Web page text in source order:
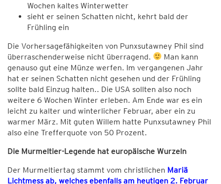
Wochen kaltes Winterwetter
sieht er seinen Schatten nicht, kehrt bald der
Frühling ein
Die Vorhersagefähigkeiten von Punxsutawney Phil sind
überraschenderweise nicht überragend.
Man kann
genauso gut eine Münze werfen. Im vergangenen Jahr
hat er seinen Schatten nicht gesehen und der Frühling
sollte bald Einzug halten.. Die USA sollten also noch
weitere 6 Wochen Winter erleben. Am Ende war es ein
leicht zu kalter und winterlicher Februar, aber ein zu
warmer März. Mit guten Willem hatte Punxsutawney Phil
also eine Trefferquote von 50 Prozent.
Die Murmeltier-Legende hat europäische Wurzeln
Der Murmeltiertag stammt vom christlichen Mariä
Lichtmess ab, welches ebenfalls am heutigen 2. Februar